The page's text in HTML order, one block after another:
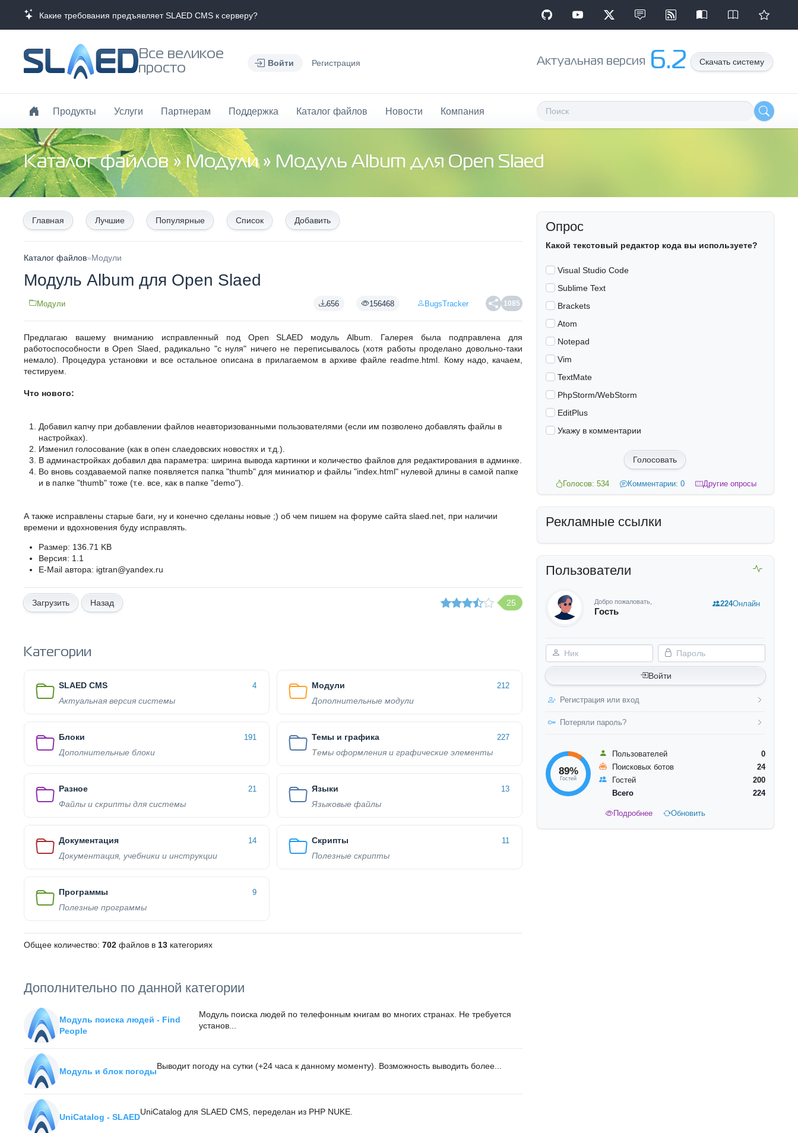
Какие требования предъявляет SLAED CMS к серверу?
Все великое
просто
Войти Регистрация Aктуальная версия 6.2 Скачать систему
Продукты Услуги Партнерам Поддержка Каталог файлов Новости Компания
Каталог файлов» Модули» Модуль Album для Open Slaed
Главная Лучшие Популярные Список Добавить
Каталог файлов»Модули
Модуль Album для Open Slaed
656 156468 BugsTracker 1085
Модули
Предлагаю вашему вниманию исправленный под Open SLAED модуль Album. Галерея была подправлена для
работоспособности в Open Slaed, радикально "с нуля" ничего не переписывалось (хотя работы проделано довольно-таки
немало). Процедура установки и все остальное описана в прилагаемом в архиве файле readme.html. Кому надо, качаем,
тестируем.
Что нового:
Добавил капчу при добавлении файлов неавторизованными пользователями (если им позволено добавлять файлы в
настройках).
Изменил голосование (как в опен слаедовских новостях и т.д.).
В админастройках добавил два параметра: ширина вывода картинки и количество файлов для редактирования в админке.
Во вновь создаваемой папке появляется папка "thumb" для миниатюр и файлы "index.html" нулевой длины в самой папке
и в папке "thumb" тоже (т.е. все, как в папке "demo").
А также исправлены старые баги, ну и конечно сделаны новые ;) об чем пишем на форуме сайта slaed.net, при наличии
времени и вдохновения буду исправлять.
Размер: 136.71 KB
Версия: 1.1
E-Mail автора: igtran@yandex.ru
25
Назад
Категории
SLAED CMS 4
Актуальная версия системы
Модули 212
Дополнительные модули
Блоки 191
Дополнительные блоки
Темы и графика 227
Темы оформления и графические элементы
Разное 21
Файлы и скрипты для системы
Языки 13
Языковые файлы
Документация 14
Документация, учебники и инструкции
Скрипты 11
Полезные скрипты
Программы 9
Полезные программы
Общее количество: 702 файлов в 13 категориях
Дополнительно по данной категории
Модуль поиска людей - Find
People
Модуль поиска людей по телефонным книгам во многих странах. Не требуется
установ...
Модуль и блок погоды
Выводит погоду на сутки (+24 часа к данному моменту). Возможность выводить более...
UniCatalog - SLAED
UniCatalog для SLAED CMS, переделан из PHP NUKE.
Опрос
Какой текстовый редактор кода вы используете?
Visual Studio Code
Sublime Text
Brackets
Atom
Notepad
Vim
TextMate
PhpStorm/WebStorm
EditPlus
Укажу в комментарии
Голосовать
Голосов: 534 Комментарии: 0 Другие опросы
Рекламные ссылки
Пользователи
Добро пожаловать,
Гость
Ник Пароль
Войти
Регистрация или вход
Потеряли пароль?
224Онлайн
89%
Гостей
Пользователей
0
Поисковых ботов
24
Гостей
200
Всего
224
Подробнее Обновить